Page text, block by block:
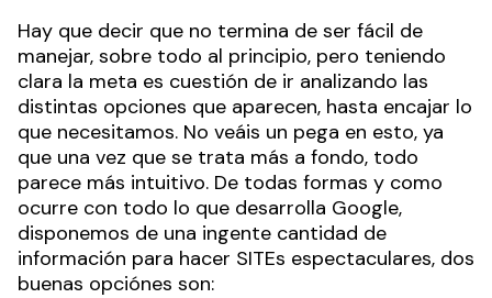
Hay que decir que no termina de ser fácil de
manejar, sobre todo al principio, pero teniendo
clara la meta es cuestión de ir analizando las
distintas opciones que aparecen, hasta encajar lo
que necesitamos. No veáis un pega en esto, ya
que una vez que se trata más a fondo, todo
parece más intuitivo. De todas formas y como
ocurre con todo lo que desarrolla Google,
disponemos de una ingente cantidad de
información para hacer SITEs espectaculares, dos
buenas opciónes son: